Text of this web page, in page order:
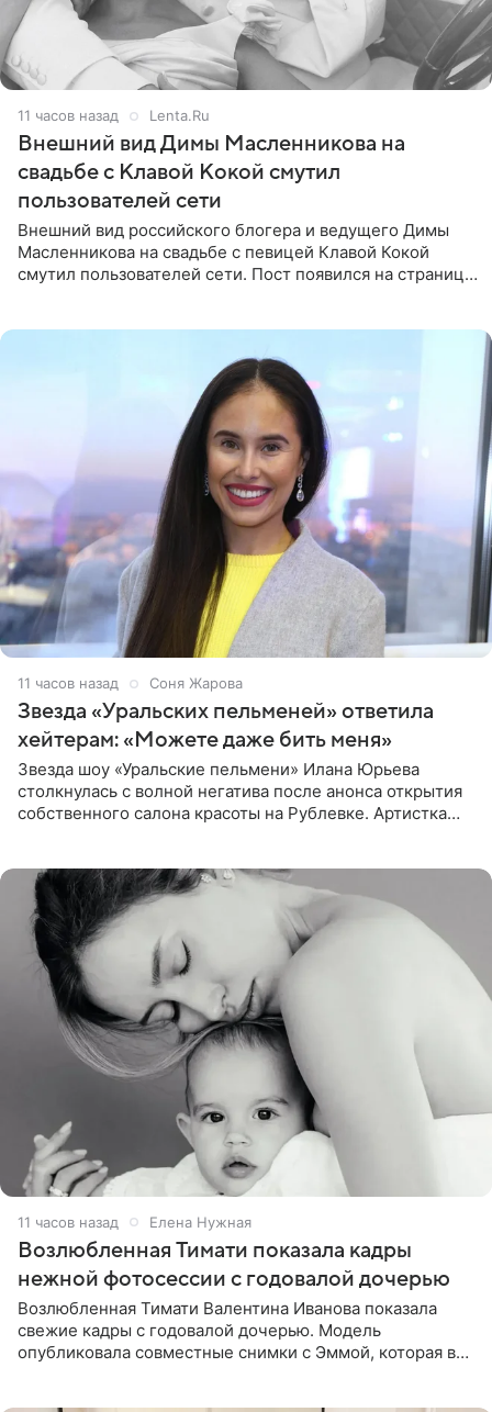
11 часов назад Lenta.Ru
Внешний вид Димы Масленникова на
свадьбе с Клавой Кокой смутил
пользователей сети
Внешний вид российского блогера и ведущего Димы
Масленникова на свадьбе с певицей Клавой Кокой
смутил пользователей сети. Пост появился на странице
11 часов назад Соня Жарова
Звезда «Уральских пельменей» ответила
хейтерам: «Можете даже бить меня»
Звезда шоу «Уральские пельмени» Илана Юрьева
столкнулась с волной негатива после анонса открытия
собственного салона красоты на Рублевке. Артистка
11 часов назад Елена Нужная
Возлюбленная Тимати показала кадры
нежной фотосессии с годовалой дочерью
Возлюбленная Тимати Валентина Иванова показала
свежие кадры с годовалой дочерью. Модель
опубликовала совместные снимки с Эммой, которая в